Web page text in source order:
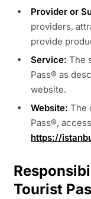
Provider or
providers,
provide
Service: The
Pass® as
website.
Website: The
Pass®,
https://
Tourist